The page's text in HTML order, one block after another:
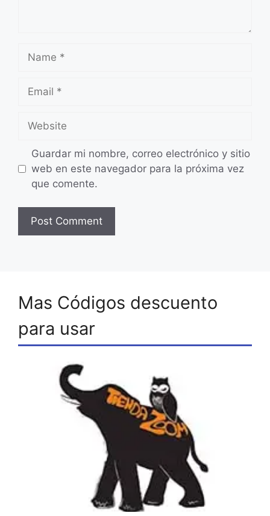
Name
Email
Website
Guardar mi nombre, correo electrónico y sitio
web en este navegador para la próxima vez
que comente.
Mas Códigos descuento
para usar